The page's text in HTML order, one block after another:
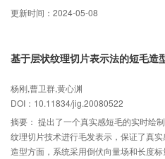
络模型。
更新时间： 2024-05-08
基于层状纹理切片表示法的短毛造
杨刚,曹卫群,黄心渊
DOI：10.11834/jig.20080522
摘要： 提出了一个真实感短毛的实时绘
纹理切片技术进行毛发表示，保证了真
造型方面，系统采用倒伏向量场和长度